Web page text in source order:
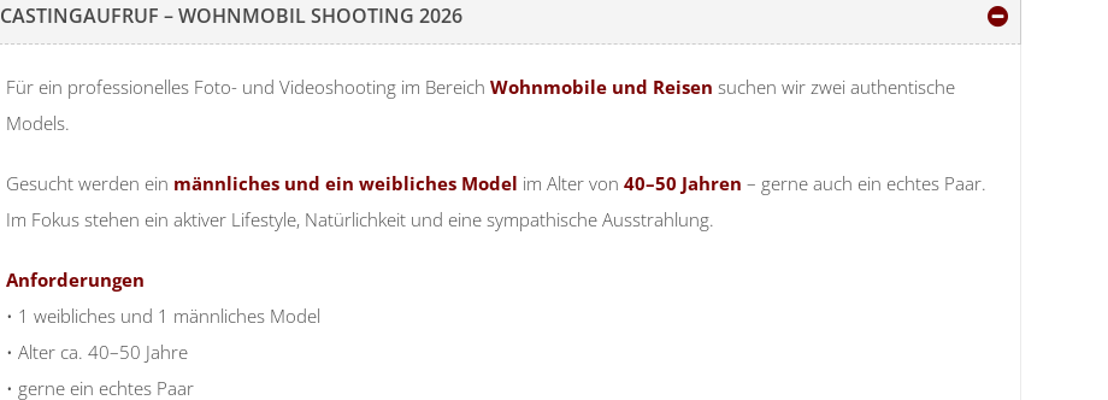
CASTINGAUFRUF – WOHNMOBIL SHOOTING 2026
Für ein professionelles Foto- und Videoshooting im Bereich Wohnmobile und Reisen suchen wir zwei authentische
Models.
Gesucht werden ein männliches und ein weibliches Model im Alter von 40–50 Jahren – gerne auch ein echtes Paar.
Im Fokus stehen ein aktiver Lifestyle, Natürlichkeit und eine sympathische Ausstrahlung.
Anforderungen
• 1 weibliches und 1 männliches Model
• Alter ca. 40–50 Jahre
• gerne ein echtes Paar